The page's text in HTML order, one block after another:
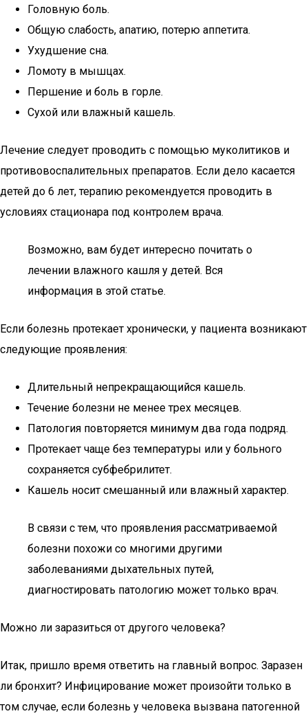
Головную боль.
Общую слабость, апатию, потерю аппетита.
Ухудшение сна.
Ломоту в мышцах.
Першение и боль в горле.
Сухой или влажный кашель.
Лечение следует проводить с помощью муколитиков и
противовоспалительных препаратов. Если дело касается
детей до 6 лет, терапию рекомендуется проводить в
условиях стационара под контролем врача.
Возможно, вам будет интересно почитать о
лечении влажного кашля у детей. Вся
информация в этой статье.
Если болезнь протекает хронически, у пациента возникают
следующие проявления:
Длительный непрекращающийся кашель.
Течение болезни не менее трех месяцев.
Патология повторяется минимум два года подряд.
Протекает чаще без температуры или у больного
сохраняется субфебрилитет.
Кашель носит смешанный или влажный характер.
В связи с тем, что проявления рассматриваемой
болезни похожи со многими другими
заболеваниями дыхательных путей,
диагностировать патологию может только врач.
Можно ли заразиться от другого человека?
Итак, пришло время ответить на главный вопрос. Заразен
ли бронхит? Инфицирование может произойти только в
том случае, если болезнь у человека вызвана патогенной